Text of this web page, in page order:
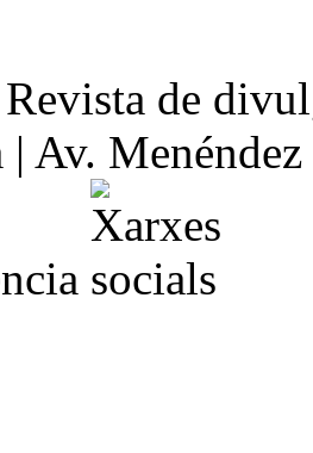
de
| Av.